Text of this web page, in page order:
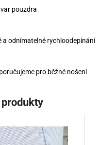
pouzdra
a odnímatelné rychloodepínání
pro běžné nošení